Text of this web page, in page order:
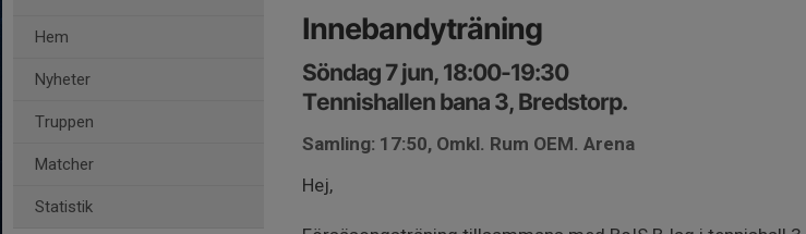
Hem
Nyheter
Truppen
Matcher
Statistik
Innebandyträning
Söndag 7 jun, 18:00-19:30
Tennishallen bana 3, Bredstorp.
Samling: 17:50, Omkl. Rum OEM. Arena
Hej,